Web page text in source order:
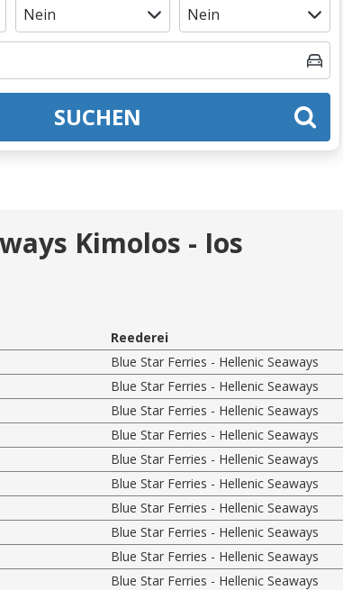
SUCHEN
Kimolos - Ios
Reederei
Blue Star Ferries - Hellenic Seaways
Blue Star Ferries - Hellenic Seaways
Blue Star Ferries - Hellenic Seaways
Blue Star Ferries - Hellenic Seaways
Blue Star Ferries - Hellenic Seaways
Blue Star Ferries - Hellenic Seaways
Blue Star Ferries - Hellenic Seaways
Blue Star Ferries - Hellenic Seaways
Blue Star Ferries - Hellenic Seaways
Blue Star Ferries - Hellenic Seaways